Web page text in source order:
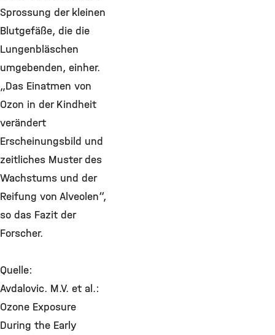
Sprossung der kleinen
Blutgefäße, die die
Lungenbläschen
umgebenden, einher.
„Das Einatmen von
Ozon in der Kindheit
verändert
Erscheinungsbild und
zeitliches Muster des
Wachstums und der
Reifung von Alveolen“,
so das Fazit der
Forscher.
Quelle:
Avdalovic. M.V. et al.:
Ozone Exposure
During the Early